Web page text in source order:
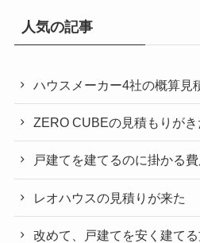
人気の記事
ハウスメーカー4社の概算見
ZERO CUBEの見積もりがき
戸建てを建てるのに掛かる費
レオハウスの見積りが来た
改めて、戸建てを安く建て